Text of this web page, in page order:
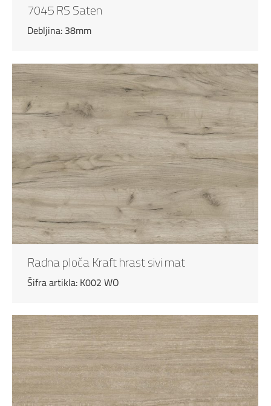
7045 RS Saten
Debljina: 38mm
Radna ploča Kraft hrast sivi mat
Šifra artikla: K002 WO